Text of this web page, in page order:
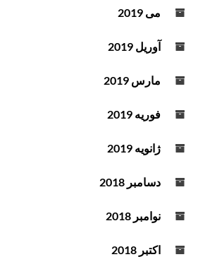
می 2019
آوریل 2019
مارس 2019
فوریه 2019
ژانویه 2019
دسامبر 2018
نوامبر 2018
اکتبر 2018